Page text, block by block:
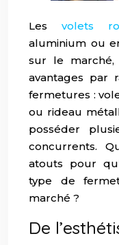
Les volets
aluminium ou
sur le marché,
avantages par
fermetures :
ou rideau
posséder
concurrents.
atouts pour
type de
marché ?
De